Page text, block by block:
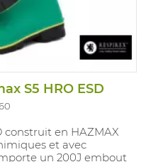
S5 HRO ESD
construit en HAZMAX
et avec
un 200J embout